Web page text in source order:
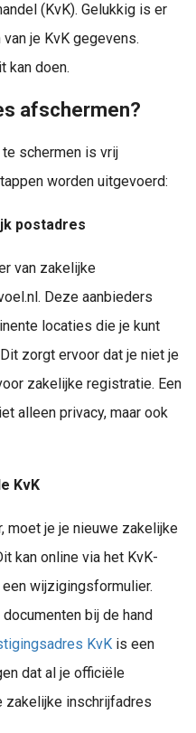
(KvK). Gelukkig is er
je KvK gegevens.
kan doen.
afschermen?
schermen is vrij
worden uitgevoerd:
postadres
van zakelijke
Deze aanbieders
locaties die je kunt
zorgt ervoor dat je niet je
zakelijke registratie. Een
alleen privacy, maar ook
KvK
moet je je nieuwe zakelijke
kan online via het KvK-
wijzigingsformulier.
bij de hand
KvK is een
dat al je officiële
zakelijke inschrijfadres